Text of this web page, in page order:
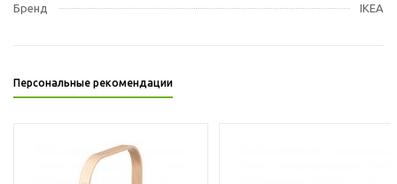
Бренд IKEA
Персональные рекомендации